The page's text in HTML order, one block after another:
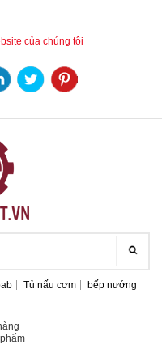
của chúng tôi
Tủ nấu cơm bếp nướng